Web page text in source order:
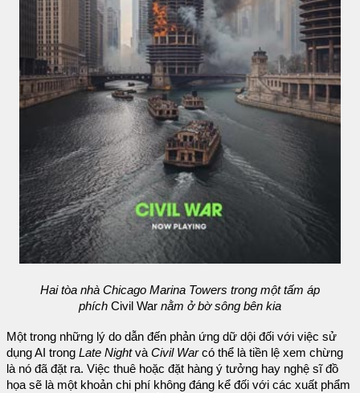
Hai tòa nhà Chicago Marina Towers trong một tấm áp
phích Civil War nằm ở bờ sông bên kia
Một trong những lý do dẫn đến phản ứng dữ dội đối với việc sử
dụng AI trong Late Nightvà Civil Warcó thể là tiền lệ xem chừng
là nó đã đặt ra. Việc thuê hoặc đặt hàng ý tưởng hay nghệ sĩ đồ
họa sẽ là một khoản chi phí không đáng kể đối với các xuất phẩm